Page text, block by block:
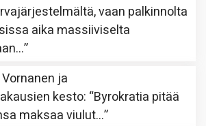
vaan palkinnolta
aika massiiviselta
”
Vornanen ja
kesto: “Byrokratia pitää
maksaa viulut…”